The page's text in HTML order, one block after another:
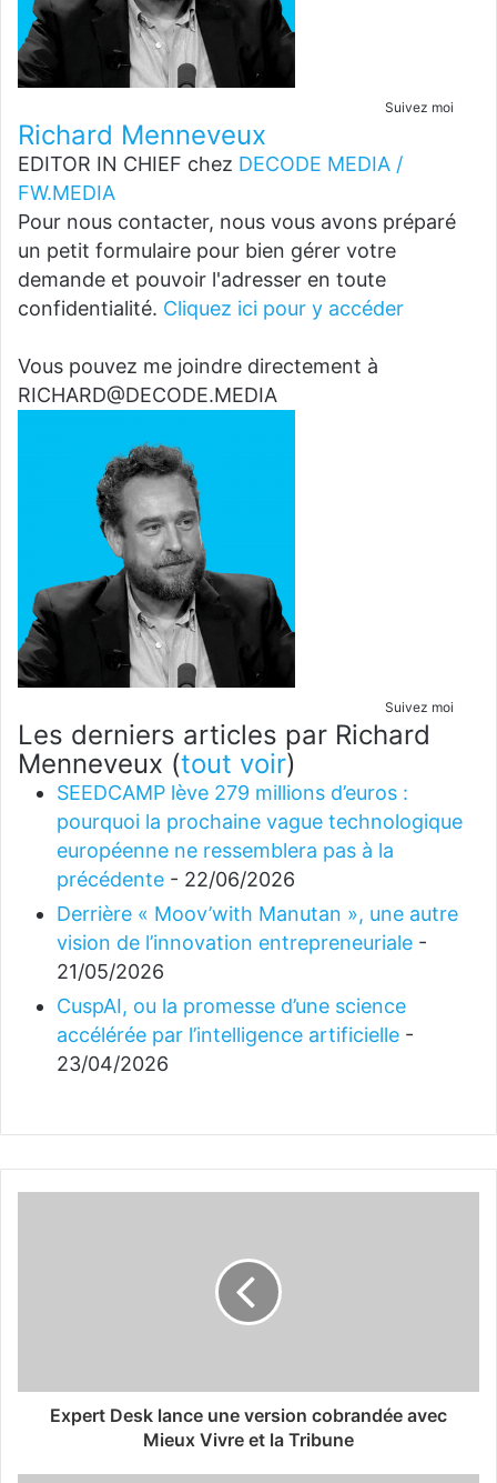
Suivez moi
Richard Menneveux
EDITOR IN CHIEF chez DECODE MEDIA /
FW.MEDIA
Pour nous contacter, nous vous avons préparé
un petit formulaire pour bien gérer votre
demande et pouvoir l'adresser en toute
confidentialité. Cliquez ici pour y accéder
Vous pouvez me joindre directement à
RICHARD@DECODE.MEDIA
Suivez moi
Les derniers articles par Richard
Menneveux (tout voir)
SEEDCAMP lève 279 millions d’euros :
pourquoi la prochaine vague technologique
européenne ne ressemblera pas à la
précédente - 22/06/2026
Derrière « Moov’with Manutan », une autre
vision de l’innovation entrepreneuriale -
21/05/2026
CuspAI, ou la promesse d’une science
accélérée par l’intelligence artificielle -
23/04/2026
Expert Desk lance une version cobrandée avec
Mieux Vivre et la Tribune